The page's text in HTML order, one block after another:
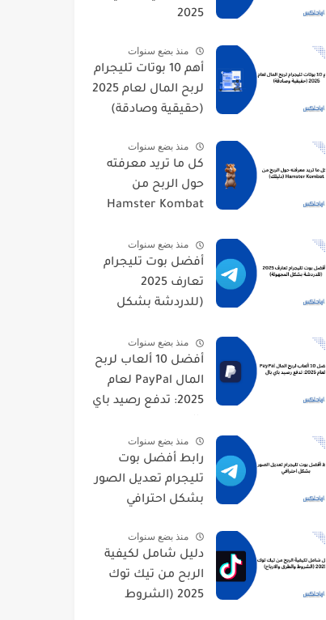
2025
منذ بضع سنوات
أهم 10 بوتات تليجرام
لربح المال لعام 2025
(حقيقية وصادقة)
منذ بضع سنوات
كل ما تريد معرفته
حول الربح من
Hamster Kombat
منذ بضع سنوات
أفضل بوت تليجرام
تعارف 2025
(للدردشة بشكل
منذ بضع سنوات
أفضل 10 ألعاب لربح
المال PayPal لعام
2025: تدفع رصيد باي
منذ بضع سنوات
رابط أفضل بوت
تليجرام تعديل الصور
بشكل احترافي
منذ بضع سنوات
دليل شامل لكيفية
الربح من تيك توك
2025 (الشروط